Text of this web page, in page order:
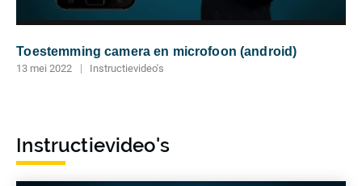
Toestemming camera en microfoon (android)
13 mei 2022 Instructievideo's
Instructievideo's